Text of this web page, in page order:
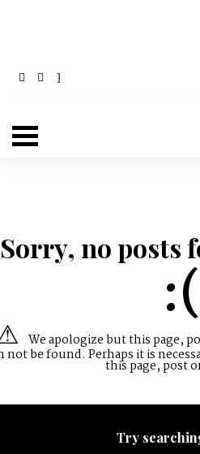
Sorry, no posts
:(
We apologize but this page,
not be found. Perhaps it is
this page, post
Try